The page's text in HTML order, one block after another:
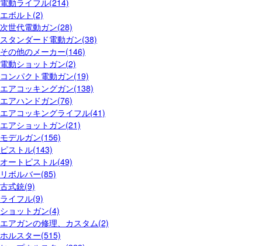
エボルト(2)
次世代電動ガン(28)
スタンダード電動ガン(38)
その他のメーカー(146)
電動ショットガン(2)
コンパクト電動ガン(19)
エアコッキングガン(138)
エアハンドガン(76)
エアコッキングライフル(41)
エアショットガン(21)
モデルガン(156)
ピストル(143)
オートピストル(49)
リボルバー(85)
古式銃(9)
ライフル(9)
ショットガン(4)
エアガンの修理、カスタム(2)
ホルスター(515)